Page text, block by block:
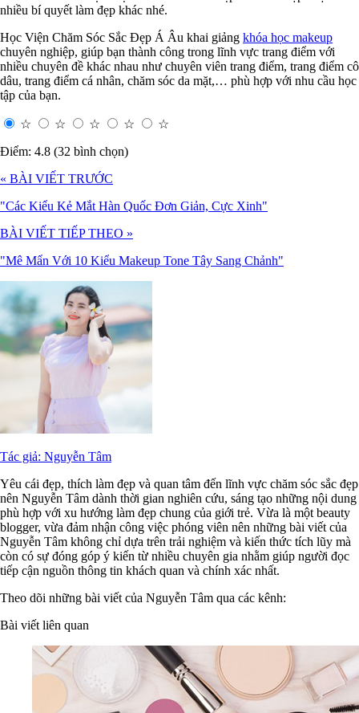
nhiều bí quyết làm đẹp khác nhé.
Học Viện Chăm Sóc Sắc Đẹp Á Âu khai giảng khóa học makeup
chuyên nghiệp, giúp bạn thành công trong lĩnh vực trang điểm với
nhiều chuyên đề khác nhau như chuyên viên trang điểm, trang điểm cô
dâu, trang điểm cá nhân, chăm sóc da mặt,… phù hợp với nhu cầu học
tập của bạn.
☆ ☆ ☆ ☆
☆
Điểm: 4.8 (32 bình chọn)
« BÀI VIẾT TRƯỚC
"Các Kiểu Kẻ Mắt Hàn Quốc Đơn Giản, Cực Xinh"
BÀI VIẾT TIẾP THEO »
"Mê Mẩn Với 10 Kiểu Makeup Tone Tây Sang Chảnh"
Tác giả: Nguyễn Tâm
Yêu cái đẹp, thích làm đẹp và quan tâm đến lĩnh vực chăm sóc sắc đẹp
nên Nguyễn Tâm dành thời gian nghiên cứu, sáng tạo những nội dung
phù hợp với xu hướng làm đẹp chung của giới trẻ. Vừa là một beauty
blogger, vừa đảm nhận công việc phóng viên nên những bài viết của
Nguyễn Tâm không chỉ dựa trên trải nghiệm và kiến thức tích lũy mà
còn có sự đóng góp ý kiến từ nhiều chuyên gia nhằm giúp người đọc
tiếp cận nguồn thông tin khách quan và chính xác nhất.
Theo dõi những bài viết của Nguyễn Tâm qua các kênh:
Bài viết liên quan